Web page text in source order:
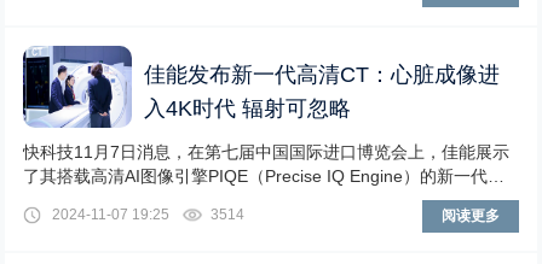
佳能发布新一代高清CT：心脏成像进
入4K时代 辐射可忽略
快科技11月7日消息，在第七届中国国际进口博览会上，佳能展示
了其搭载高清AI图像引擎PIQE（Precise IQ Engine）的新一代高
2024-11-07 19:25 3514 阅读更多